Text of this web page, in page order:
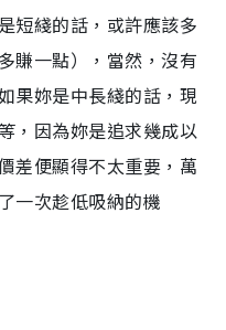
短綫的話，或許應該多
賺一點），當然，沒有
果妳是中長綫的話，現
，因為妳是追求幾成以
差便顯得不太重要，萬
一次趁低吸納的機